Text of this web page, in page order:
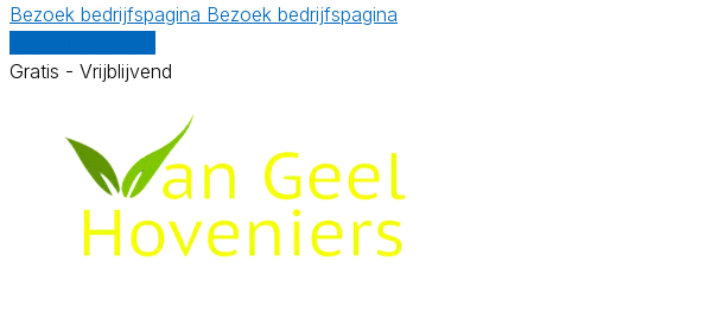
Bezoek bedrijfspagina Bezoek bedrijfspagina
Gratis - Vrijblijvend